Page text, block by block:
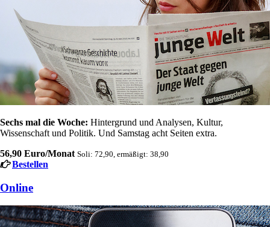
Sechs mal die Woche: Hintergrund und Analysen, Kultur,
Wissenschaft und Politik. Und Samstag acht Seiten extra.
56,90 Euro/Monat Soli: 72,90, ermäßigt: 38,90
Bestellen
Online